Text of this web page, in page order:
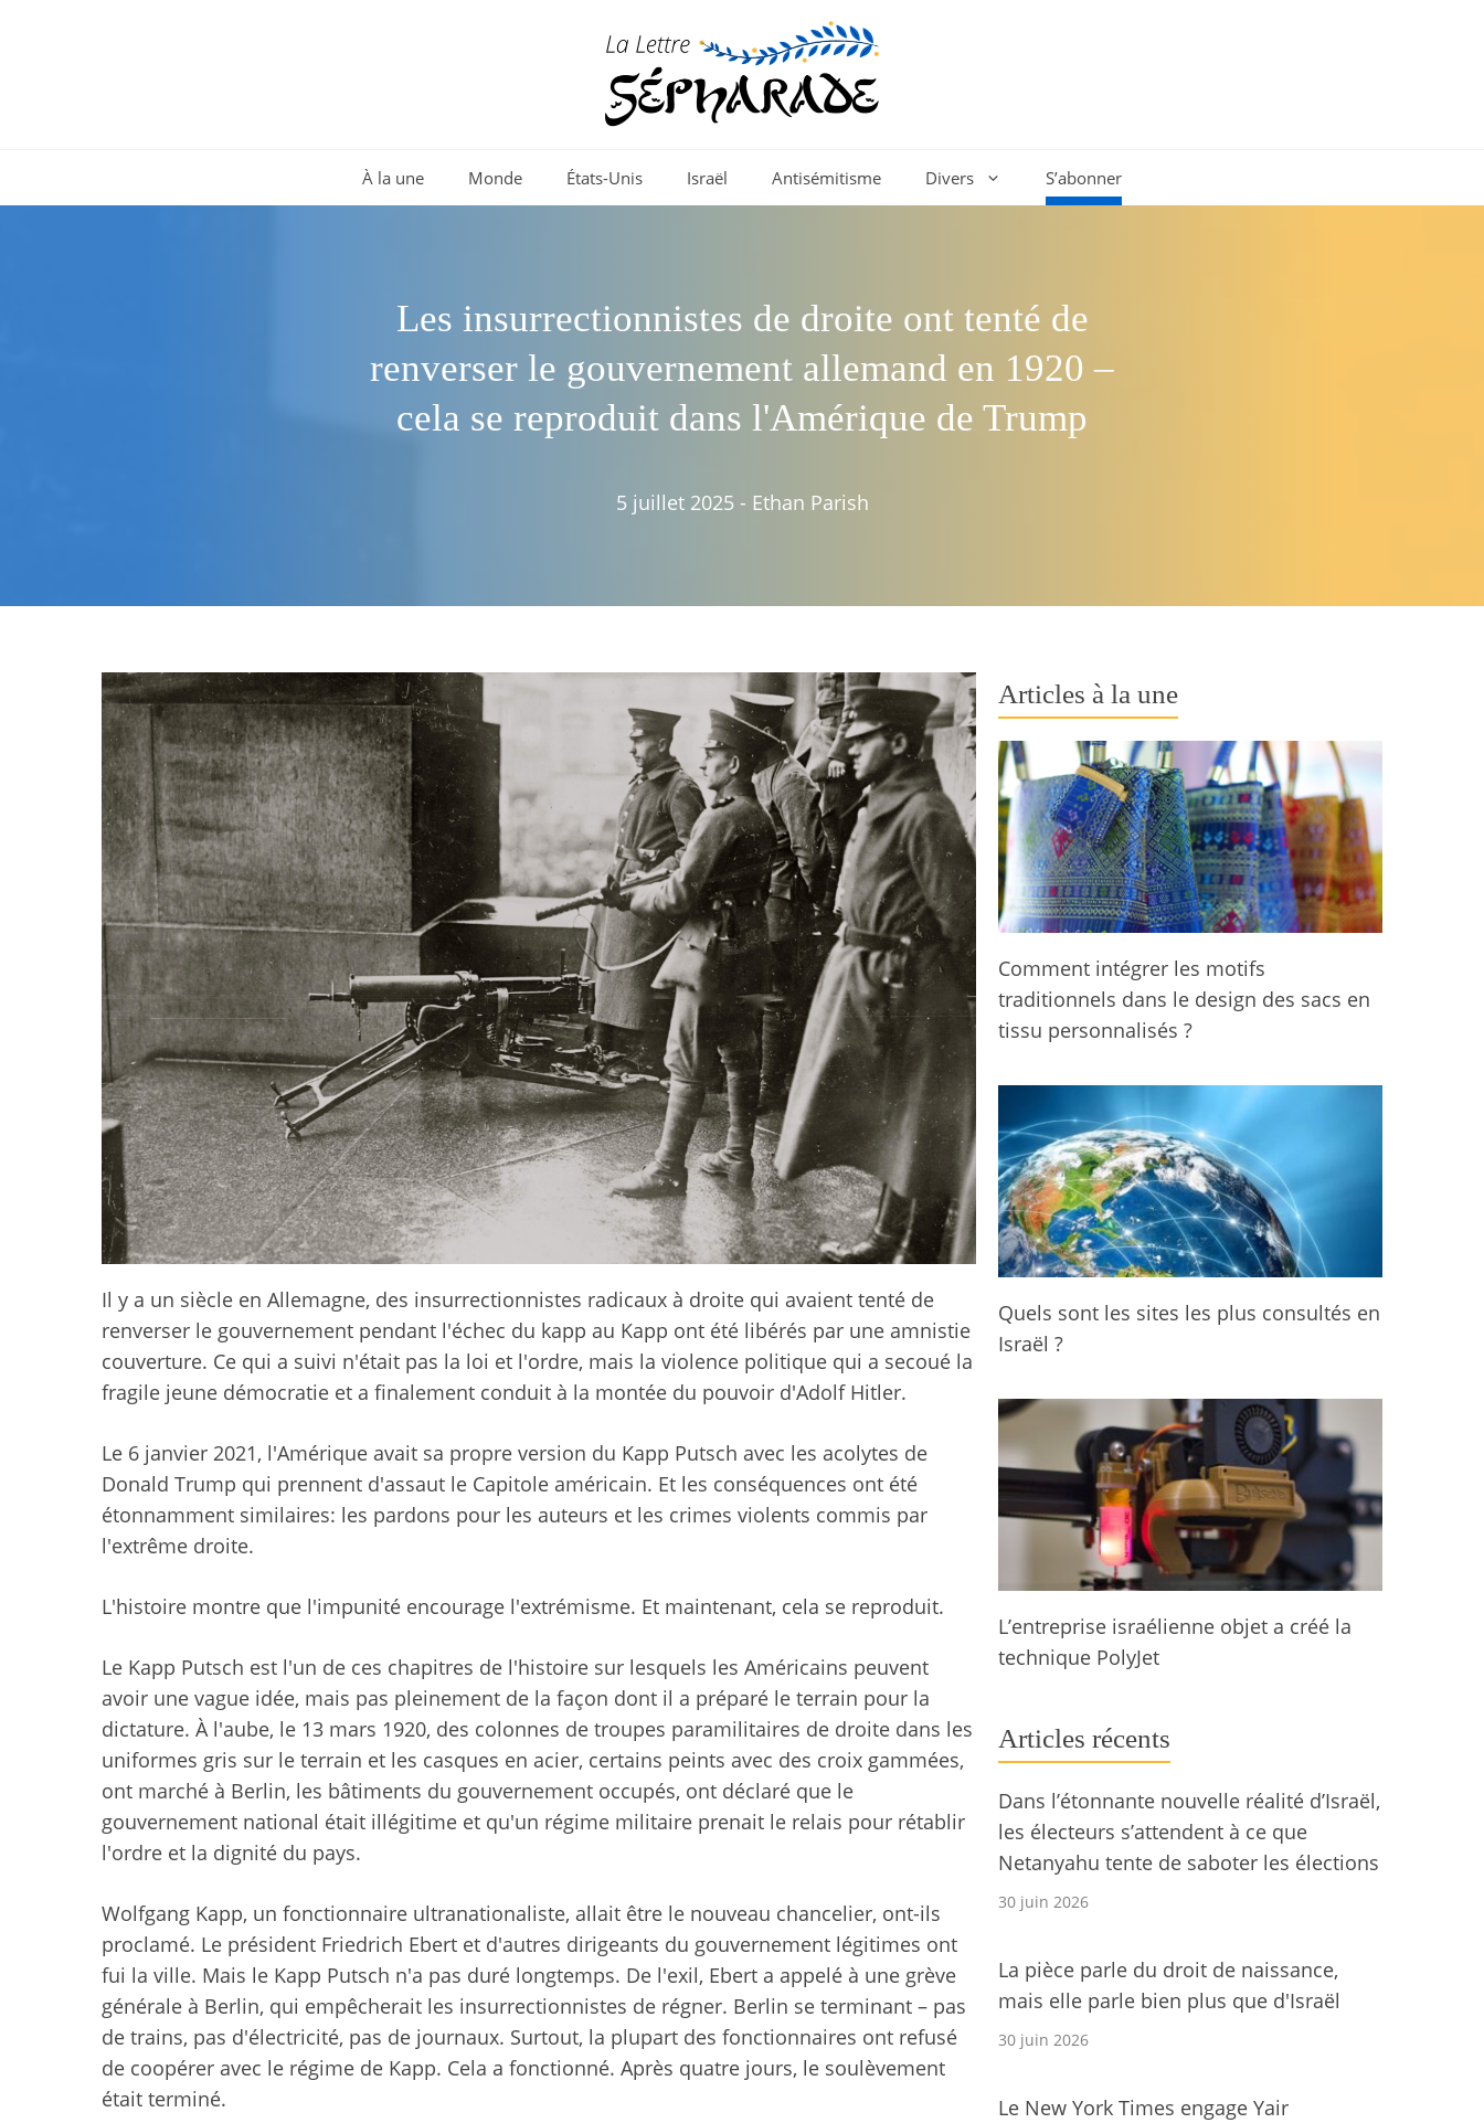
À la une Monde États-Unis Israël Antisémitisme Divers S’abonner
Les insurrectionnistes de droite ont tenté de
renverser le gouvernement allemand en 1920 –
cela se reproduit dans l'Amérique de Trump
5 juillet 2025 - Ethan Parish
Il y a un siècle en Allemagne, des insurrectionnistes radicaux à droite qui avaient tenté de
renverser le gouvernement pendant l'échec du kapp au Kapp ont été libérés par une amnistie
couverture. Ce qui a suivi n'était pas la loi et l'ordre, mais la violence politique qui a secoué la
fragile jeune démocratie et a finalement conduit à la montée du pouvoir d'Adolf Hitler.
Le 6 janvier 2021, l'Amérique avait sa propre version du Kapp Putsch avec les acolytes de
Donald Trump qui prennent d'assaut le Capitole américain. Et les conséquences ont été
étonnamment similaires: les pardons pour les auteurs et les crimes violents commis par
l'extrême droite.
L'histoire montre que l'impunité encourage l'extrémisme. Et maintenant, cela se reproduit.
Le Kapp Putsch est l'un de ces chapitres de l'histoire sur lesquels les Américains peuvent
avoir une vague idée, mais pas pleinement de la façon dont il a préparé le terrain pour la
dictature. À l'aube, le 13 mars 1920, des colonnes de troupes paramilitaires de droite dans les
uniformes gris sur le terrain et les casques en acier, certains peints avec des croix gammées,
ont marché à Berlin, les bâtiments du gouvernement occupés, ont déclaré que le
gouvernement national était illégitime et qu'un régime militaire prenait le relais pour rétablir
l'ordre et la dignité du pays.
Wolfgang Kapp, un fonctionnaire ultranationaliste, allait être le nouveau chancelier, ont-ils
proclamé. Le président Friedrich Ebert et d'autres dirigeants du gouvernement légitimes ont
fui la ville. Mais le Kapp Putsch n'a pas duré longtemps. De l'exil, Ebert a appelé à une grève
générale à Berlin, qui empêcherait les insurrectionnistes de régner. Berlin se terminant – pas
de trains, pas d'électricité, pas de journaux. Surtout, la plupart des fonctionnaires ont refusé
de coopérer avec le régime de Kapp. Cela a fonctionné. Après quatre jours, le soulèvement
était terminé.
Articles à la une
Comment intégrer les motifs
traditionnels dans le design des sacs en
tissu personnalisés ?
Quels sont les sites les plus consultés en
Israël ?
L’entreprise israélienne objet a créé la
technique PolyJet
Articles récents
Dans l’étonnante nouvelle réalité d’Israël,
les électeurs s’attendent à ce que
Netanyahu tente de saboter les élections
30 juin 2026
La pièce parle du droit de naissance,
mais elle parle bien plus que d'Israël
30 juin 2026
Le New York Times engage Yair